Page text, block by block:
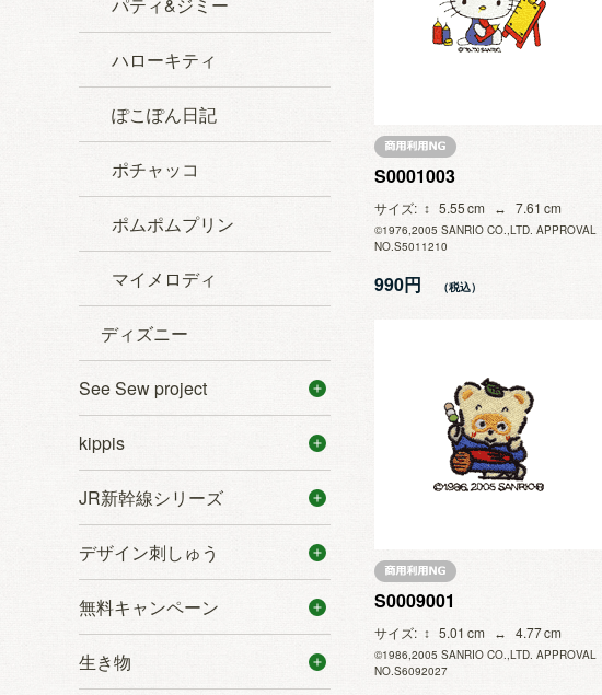
ハローキティ
ぽこぽん日記
ポチャッコ
ポムポムプリン
マイメロディ
ディズニー
See Sew project
kippis
JR新幹線シリーズ
デザイン刺しゅう
無料キャンペーン
生き物
S0001003
サイズ 5.55 7.61
©1976,2005 SANRIO CO.,LTD. APPROVAL
NO.S5011210
990円
S0009001
サイズ 5.01 4.77
©1986,2005 SANRIO CO.,LTD. APPROVAL
NO.S6092027